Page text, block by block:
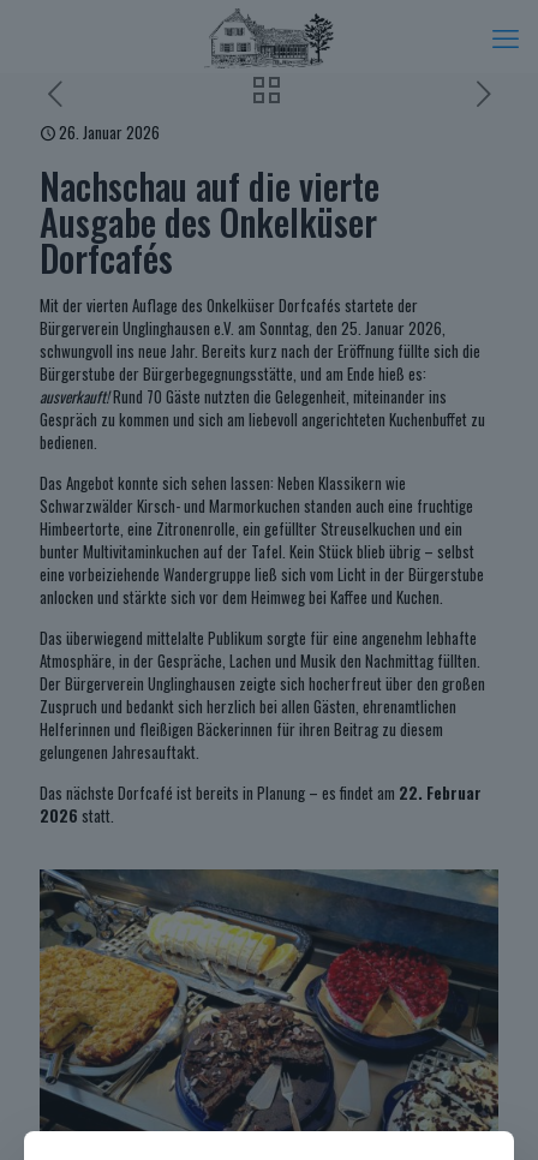
26. Januar 2026
Nachschau auf die vierte
Ausgabe des Onkelküser
Dorfcafés
Mit der vierten Auflage des Onkelküser Dorfcafés startete der
Bürgerverein Unglinghausen e.V. am Sonntag, den 25. Januar 2026,
schwungvoll ins neue Jahr. Bereits kurz nach der Eröffnung füllte sich die
Bürgerstube der Bürgerbegegnungsstätte, und am Ende hieß es:
ausverkauft!Rund 70 Gäste nutzten die Gelegenheit, miteinander ins
Gespräch zu kommen und sich am liebevoll angerichteten Kuchenbuffet zu
bedienen.
Das Angebot konnte sich sehen lassen: Neben Klassikern wie
Schwarzwälder Kirsch- und Marmorkuchen standen auch eine fruchtige
Himbeertorte, eine Zitronenrolle, ein gefüllter Streuselkuchen und ein
bunter Multivitaminkuchen auf der Tafel. Kein Stück blieb übrig – selbst
eine vorbeiziehende Wandergruppe ließ sich vom Licht in der Bürgerstube
anlocken und stärkte sich vor dem Heimweg bei Kaffee und Kuchen.
Das überwiegend mittelalte Publikum sorgte für eine angenehm lebhafte
Atmosphäre, in der Gespräche, Lachen und Musik den Nachmittag füllten.
Der Bürgerverein Unglinghausen zeigte sich hocherfreut über den großen
Zuspruch und bedankt sich herzlich bei allen Gästen, ehrenamtlichen
Helferinnen und fleißigen Bäckerinnen für ihren Beitrag zu diesem
gelungenen Jahresauftakt.
Das nächste Dorfcafé ist bereits in Planung – es findet am 22. Februar
2026 statt.